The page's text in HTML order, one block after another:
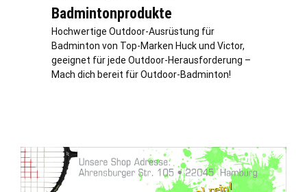
Badmintonprodukte
Hochwertige Outdoor-Ausrüstung für
Badminton von Top-Marken Huck und Victor,
geeignet für jede Outdoor-Herausforderung –
Mach dich bereit für Outdoor-Badminton!